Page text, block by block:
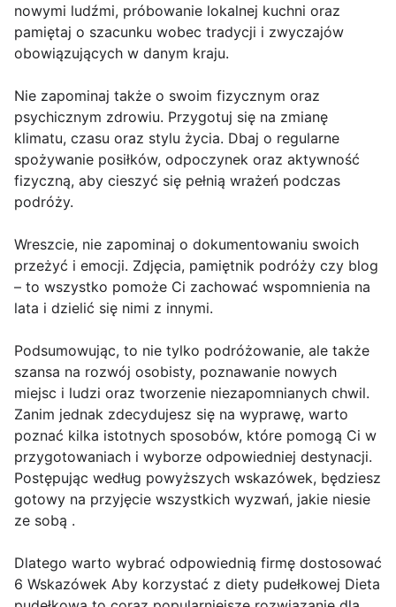
nowymi ludźmi, próbowanie lokalnej kuchni oraz
pamiętaj o szacunku wobec tradycji i zwyczajów
obowiązujących w danym kraju.
Nie zapominaj także o swoim fizycznym oraz
psychicznym zdrowiu. Przygotuj się na zmianę
klimatu, czasu oraz stylu życia. Dbaj o regularne
spożywanie posiłków, odpoczynek oraz aktywność
fizyczną, aby cieszyć się pełnią wrażeń podczas
podróży.
Wreszcie, nie zapominaj o dokumentowaniu swoich
przeżyć i emocji. Zdjęcia, pamiętnik podróży czy blog
– to wszystko pomoże Ci zachować wspomnienia na
lata i dzielić się nimi z innymi.
Podsumowując, to nie tylko podróżowanie, ale także
szansa na rozwój osobisty, poznawanie nowych
miejsc i ludzi oraz tworzenie niezapomnianych chwil.
Zanim jednak zdecydujesz się na wyprawę, warto
poznać kilka istotnych sposobów, które pomogą Ci w
przygotowaniach i wyborze odpowiedniej destynacji.
Postępując według powyższych wskazówek, będziesz
gotowy na przyjęcie wszystkich wyzwań, jakie niesie
ze sobą .
Dlatego warto wybrać odpowiednią firmę dostosować
6 Wskazówek Aby korzystać z diety pudełkowej Dieta